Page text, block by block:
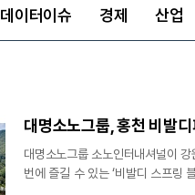
데이터이슈 경제 산업
대명소노그룹, 홍천 비발
대명소노그룹 소노인터내셔널이
번에 즐길 수 있는 ‘비발디 스프